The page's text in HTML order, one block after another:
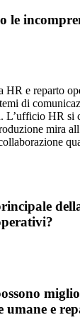
le
HR e reparto
di
L’ufficio HR si
mira
umane e